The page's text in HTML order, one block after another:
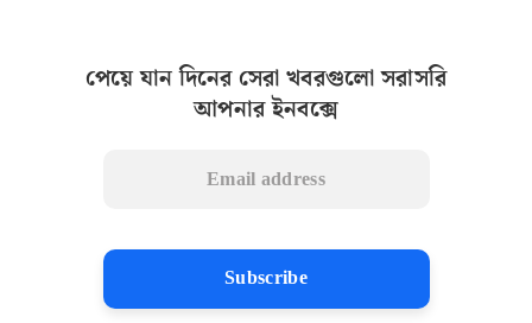
পেয়ে যান দিনের সেরা খবরগুলো সরাসরি
আপনার ইনবক্সে
Subscribe